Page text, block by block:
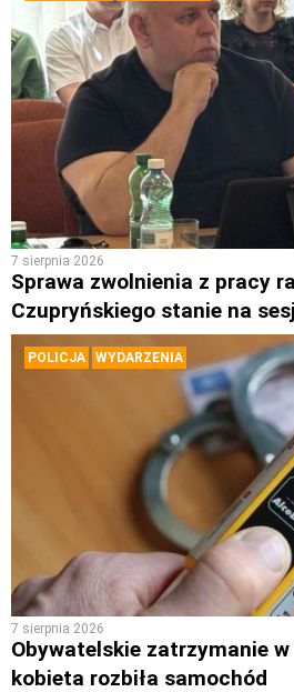
7 sierpnia 2026
Sprawa zwolnienia z pracy
Czupryńskiego stanie na
POLICJA WYDARZENIA
7 sierpnia 2026
Obywatelskie zatrzymanie w
kobieta rozbiła samochód